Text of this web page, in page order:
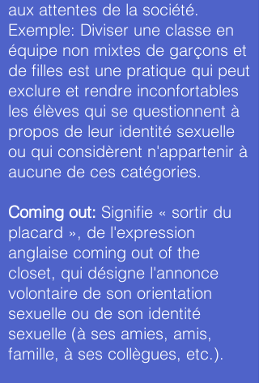
aux attentes de la société.
Exemple: Diviser une classe en
équipe non mixtes de garçons et
de filles est une pratique qui peut
exclure et rendre inconfortables
les élèves qui se questionnent à
propos de leur identité sexuelle
ou qui considèrent n'appartenir à
aucune de ces catégories.
Coming out: Signifie « sortir du
placard », de l'expression
anglaise coming out of the
closet, qui désigne l'annonce
volontaire de son orientation
sexuelle ou de son identité
sexuelle (à ses amies, amis,
famille, à ses collègues, etc.).